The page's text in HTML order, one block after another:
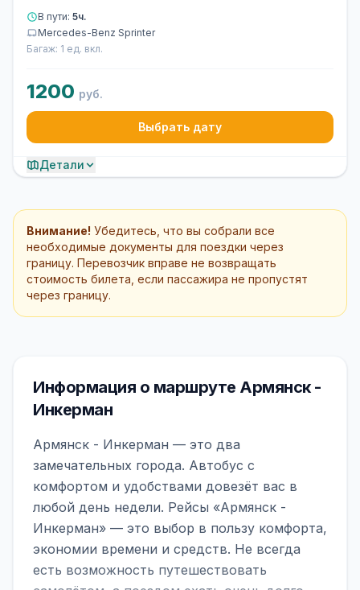
В пути: 5ч.
Mercedes-Benz Sprinter
Багаж: 1 ед. вкл.
1200 руб.
Выбрать дату
Детали
Внимание! Убедитесь, что вы собрали все
необходимые документы для поездки через
границу. Перевозчик вправе не возвращать
стоимость билета, если пассажира не пропустят
через границу.
Информация о маршруте Армянск -
Инкерман
Армянск - Инкерман — это два
замечательных города. Автобус с
комфортом и удобствами довезёт вас в
любой день недели. Рейсы «Армянск -
Инкерман» — это выбор в пользу комфорта,
экономии времени и средств. Не всегда
есть возможность путешествовать